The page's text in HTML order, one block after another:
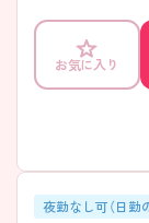
す♪同行するドク
垣根なくチーム連
環境です♪「訪問
も、当クリニック
戦して頂けます◎
お気に入り
夜勤なし可（日勤